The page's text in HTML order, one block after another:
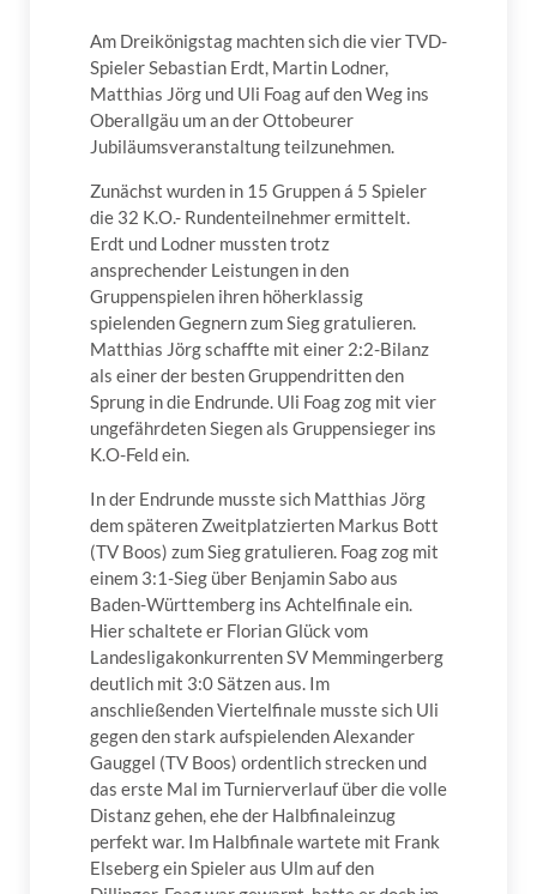
Am Dreikönigstag machten sich die vier TVD-
Spieler Sebastian Erdt, Martin Lodner,
Matthias Jörg und Uli Foag auf den Weg ins
Oberallgäu um an der Ottobeurer
Jubiläumsveranstaltung teilzunehmen.
Zunächst wurden in 15 Gruppen á 5 Spieler
die 32 K.O.- Rundenteilnehmer ermittelt.
Erdt und Lodner mussten trotz
ansprechender Leistungen in den
Gruppenspielen ihren höherklassig
spielenden Gegnern zum Sieg gratulieren.
Matthias Jörg schaffte mit einer 2:2-Bilanz
als einer der besten Gruppendritten den
Sprung in die Endrunde. Uli Foag zog mit vier
ungefährdeten Siegen als Gruppensieger ins
K.O-Feld ein.
In der Endrunde musste sich Matthias Jörg
dem späteren Zweitplatzierten Markus Bott
(TV Boos) zum Sieg gratulieren. Foag zog mit
einem 3:1-Sieg über Benjamin Sabo aus
Baden-Württemberg ins Achtelfinale ein.
Hier schaltete er Florian Glück vom
Landesligakonkurrenten SV Memmingerberg
deutlich mit 3:0 Sätzen aus. Im
anschließenden Viertelfinale musste sich Uli
gegen den stark aufspielenden Alexander
Gauggel (TV Boos) ordentlich strecken und
das erste Mal im Turnierverlauf über die volle
Distanz gehen, ehe der Halbfinaleinzug
perfekt war. Im Halbfinale wartete mit Frank
Elseberg ein Spieler aus Ulm auf den